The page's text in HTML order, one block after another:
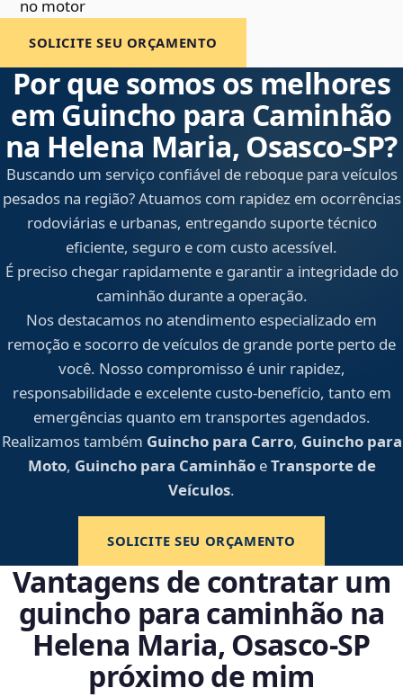
no motor
SOLICITE SEU ORÇAMENTO
Por que somos os melhores
em Guincho para Caminhão
na Helena Maria, Osasco‑SP?
Buscando um serviço confiável de reboque para veículos
pesados na região? Atuamos com rapidez em ocorrências
rodoviárias e urbanas, entregando suporte técnico
eficiente, seguro e com custo acessível.
É preciso chegar rapidamente e garantir a integridade do
caminhão durante a operação.
Nos destacamos no atendimento especializado em
remoção e socorro de veículos de grande porte perto de
você. Nosso compromisso é unir rapidez,
responsabilidade e excelente custo-benefício, tanto em
emergências quanto em transportes agendados.
Realizamos também Guincho para Carro, Guincho para
Moto, Guincho para CaminhãoeTransporte de
Veículos.
SOLICITE SEU ORÇAMENTO
Vantagens de contratar um
guincho para caminhão na
Helena Maria, Osasco‑SP
próximo de mim